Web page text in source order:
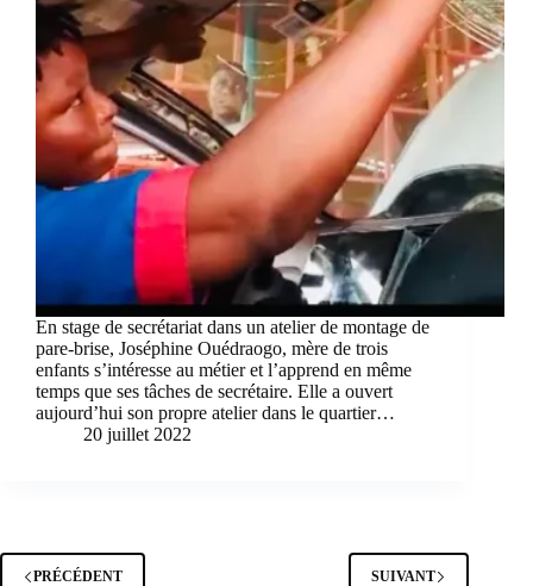
En stage de secrétariat dans un atelier de montage de
pare-brise, Joséphine Ouédraogo, mère de trois
enfants s’intéresse au métier et l’apprend en même
temps que ses tâches de secrétaire. Elle a ouvert
aujourd’hui son propre atelier dans le quartier…
20 juillet 2022
PRÉCÉDENT SUIVANT